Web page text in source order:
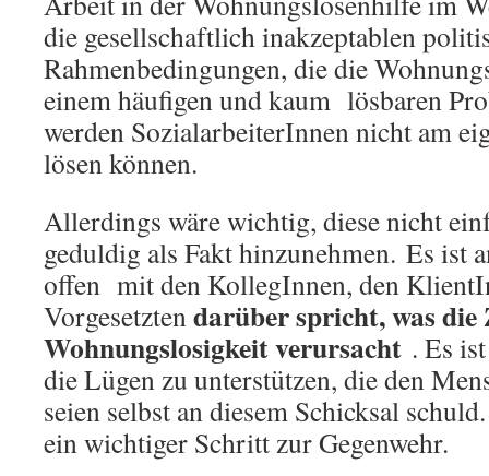
die gesellschaftlich inakzeptablen
Rahmenbedingungen, die die
einem häufigen und kaum lösbaren
werden SozialarbeiterInnen nicht am
lösen können.
Allerdings wäre wichtig, diese nicht
geduldig als Fakt hinzunehmen. Es ist
offen mit den KollegInnen, den
Vorgesetztendarüber spricht, was die
Wohnungslosigkeit verursacht . Es
die Lügen zu unterstützen, die den
seien selbst an diesem Schicksal
ein wichtiger Schritt zur Gegenwehr.